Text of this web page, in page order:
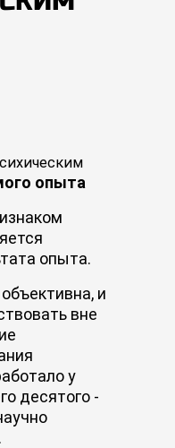
опыта
опыта.
и
вне
у
десятого -